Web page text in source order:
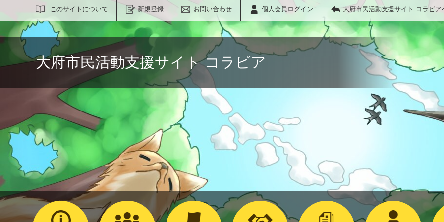
このサイトについて 新規登録 お問い合わせ 個人会員ログイン 大府市民活動支援サイト コラビア
サイト内検索
大府市民活動支援サイト コラビア